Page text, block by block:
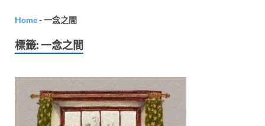
Home-一念之間
標籤:一念之間